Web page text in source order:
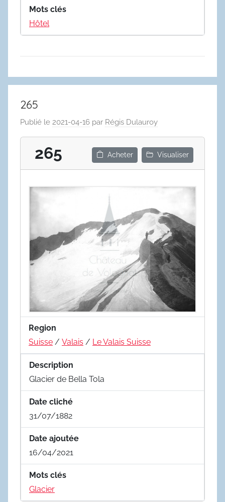
Mots clés
Hôtel
265
Publié le 2021-04-16 par Régis Dulauroy
265 Acheter Visualiser
Region
Suisse / Valais / Le Valais Suisse
Description
Glacier de Bella Tola
Date cliché
31/07/1882
Date ajoutée
16/04/2021
Mots clés
Glacier